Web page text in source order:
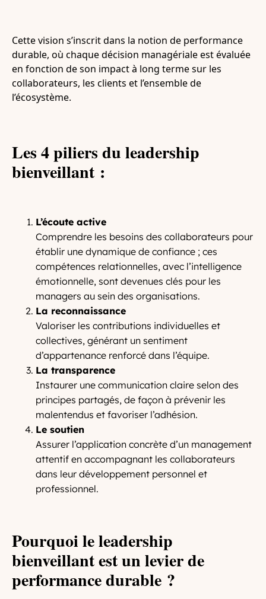
Cette vision s’inscrit dans la notion de performance
durable, où chaque décision managériale est évaluée
en fonction de son impact à long terme sur les
collaborateurs, les clients et l’ensemble de
l’écosystème.
Les 4 piliers du leadership
bienveillant :
L’écoute active
Comprendre les besoins des collaborateurs pour
établir une dynamique de confiance ; ces
compétences relationnelles, avec l’intelligence
émotionnelle, sont devenues clés pour les
managers au sein des organisations.
La reconnaissance
Valoriser les contributions individuelles et
collectives, générant un sentiment
d’appartenance renforcé dans l’équipe.
La transparence
Instaurer une communication claire selon des
principes partagés, de façon à prévenir les
malentendus et favoriser l’adhésion.
Le soutien
Assurer l’application concrète d’un management
attentif en accompagnant les collaborateurs
dans leur développement personnel et
professionnel.
Pourquoi le leadership
bienveillant est un levier de
performance durable ?